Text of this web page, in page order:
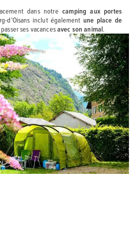
dans notrecamping aux portes
d’Oisans inclut également une place de
ses vacancesavec son animal.